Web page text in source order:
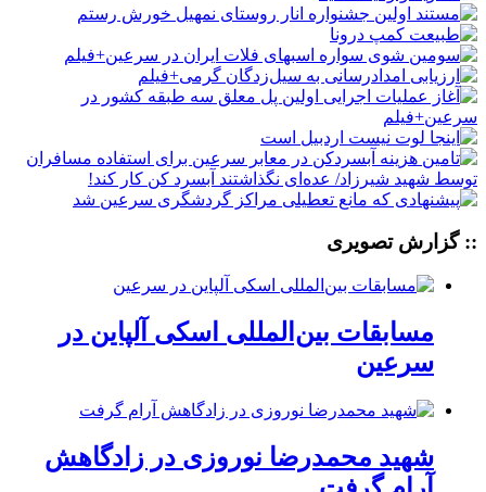
:: گزارش تصویری
مسابقات بین‌المللی اسکی آلپاین در
سرعین
شهید محمدرضا نوروزی در زادگاهش